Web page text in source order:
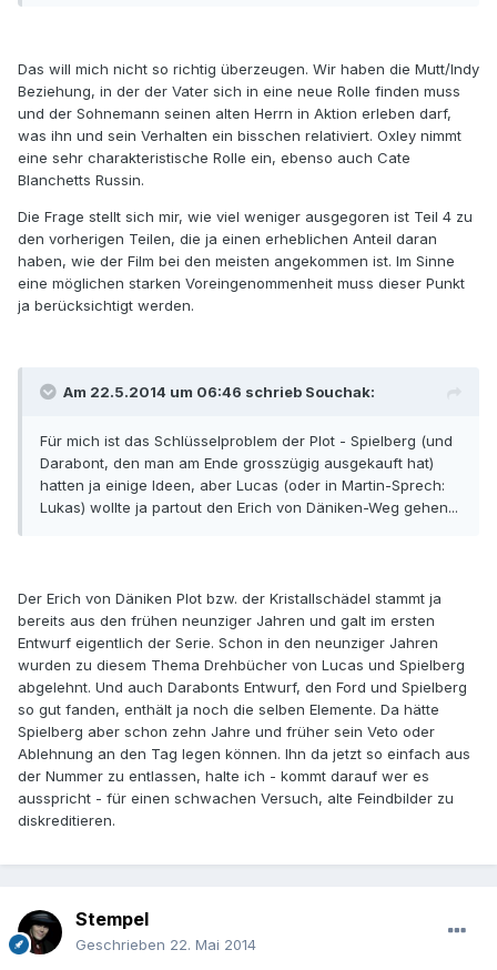
Das will mich nicht so richtig überzeugen. Wir haben die Mutt/Indy
Beziehung, in der der Vater sich in eine neue Rolle finden muss
und der Sohnemann seinen alten Herrn in Aktion erleben darf,
was ihn und sein Verhalten ein bisschen relativiert. Oxley nimmt
eine sehr charakteristische Rolle ein, ebenso auch Cate
Blanchetts Russin.
Die Frage stellt sich mir, wie viel weniger ausgegoren ist Teil 4 zu
den vorherigen Teilen, die ja einen erheblichen Anteil daran
haben, wie der Film bei den meisten angekommen ist. Im Sinne
eine möglichen starken Voreingenommenheit muss dieser Punkt
ja berücksichtigt werden.
Am 22.5.2014 um 06:46 schrieb Souchak:
Für mich ist das Schlüsselproblem der Plot - Spielberg (und
Darabont, den man am Ende grosszügig ausgekauft hat)
hatten ja einige Ideen, aber Lucas (oder in Martin-Sprech:
Lukas) wollte ja partout den Erich von Däniken-Weg gehen...
Der Erich von Däniken Plot bzw. der Kristallschädel stammt ja
bereits aus den frühen neunziger Jahren und galt im ersten
Entwurf eigentlich der Serie. Schon in den neunziger Jahren
wurden zu diesem Thema Drehbücher von Lucas und Spielberg
abgelehnt. Und auch Darabonts Entwurf, den Ford und Spielberg
so gut fanden, enthält ja noch die selben Elemente. Da hätte
Spielberg aber schon zehn Jahre und früher sein Veto oder
Ablehnung an den Tag legen können. Ihn da jetzt so einfach aus
der Nummer zu entlassen, halte ich - kommt darauf wer es
ausspricht - für einen schwachen Versuch, alte Feindbilder zu
diskreditieren.
Stempel
Geschrieben 22. Mai 2014